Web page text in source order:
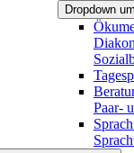
Dropdown
Paar-